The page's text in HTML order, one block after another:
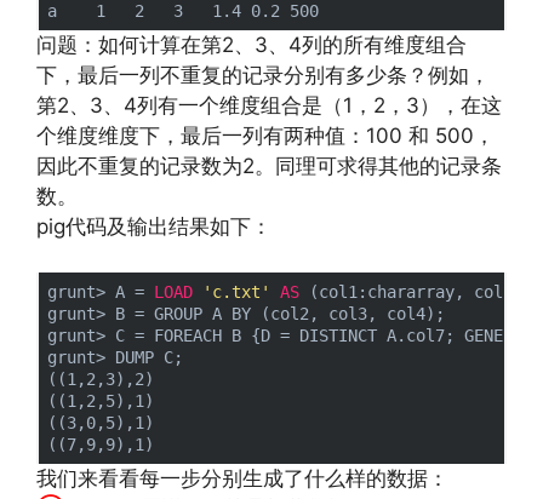
问题：如何计算在第2、3、4列的所有维度组合
下，最后一列不重复的记录分别有多少条？例如，
第2、3、4列有一个维度组合是（1，2，3），在这
个维度维度下，最后一列有两种值：100 和 500，
因此不重复的记录数为2。同理可求得其他的记录条
数。
pig代码及输出结果如下：
grunt> A = LOAD 'c.txt' AS (col1:chararray, col2:
grunt> B = GROUP A BY (col2, col3, col4);
grunt> C = FOREACH B {D = DISTINCT A.col7;
grunt> DUMP C;
((1,2,3),2)
((1,2,5),1)
((3,0,5),1)
我们来看看每一步分别生成了什么样的数据：